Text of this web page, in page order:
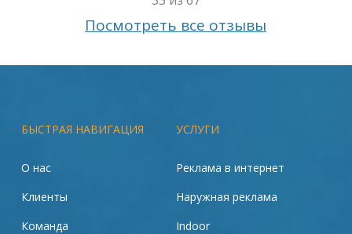
Посмотреть все отзывы
БЫСТРАЯ НАВИГАЦИЯ УСЛУГИ
О нас
Клиенты
Команда
Реклама в интернет
Наружная реклама
Indoor